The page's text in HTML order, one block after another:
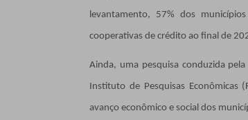
levantamento, 57% dos
cooperativas de crédito ao final de
Ainda, uma pesquisa conduzida
Instituto de Pesquisas Econômicas
avanço econômico e social dos